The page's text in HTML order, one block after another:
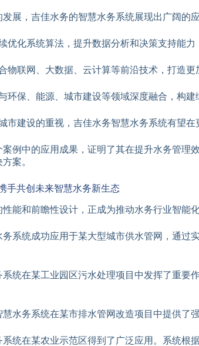
展，吉佳水务的智慧水务系统展现出广阔的应
优化系统算法，提升数据分析和决策支持能力
物联网、大数据、云计算等前沿技术，打造更
环保、能源、城市建设等领域深度融合，构建
市建设的重视，吉佳水务智慧水务系统有望在
例中的应用成果，证明了其在提升水务管
案。
手共创未来智慧水务新生态
能和前瞻性设计，正成为推动水务行业智能
系统成功应用于某大型城市供水管网，通
统在某工业园区污水处理项目中发挥了重
水务系统在某市排水管网改造项目中提供了
统在某农业示范区得到了广泛应用。系统根